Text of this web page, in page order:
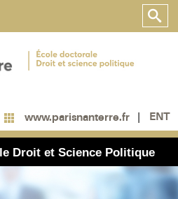
www.parisnanterre.fr ENT
Droit et Science Politique